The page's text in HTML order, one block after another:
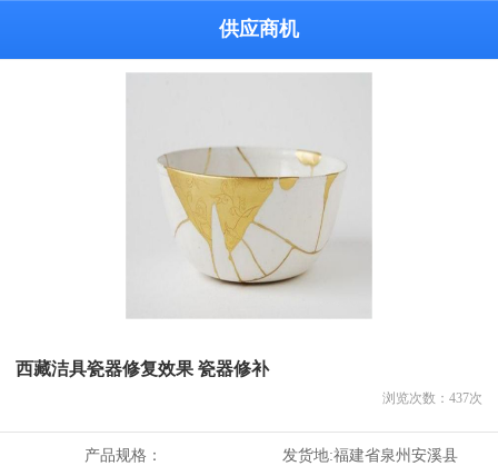
供应商机
西藏洁具瓷器修复效果 瓷器修补
浏览次数： 437次
产品规格： 发货地:福建省泉州安溪县